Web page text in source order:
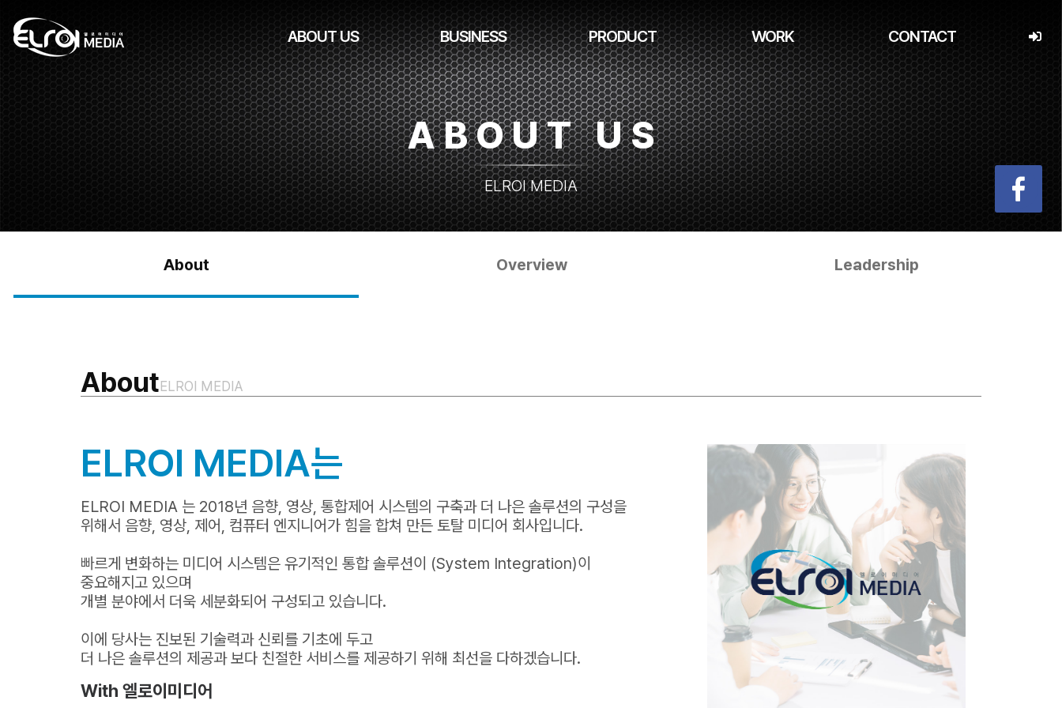
ABOUT US BUSINESS PRODUCT WORK CONTACT
ABOUT US
ELROI MEDIA
About Overview Leadership
About ELROI MEDIA
ELROI MEDIA는
ELROI MEDIA 는 2018년 음향, 영상, 통합제어 시스템의 구축과 더 나은 솔루션의 구성을
위해서 음향, 영상, 제어, 컴퓨터 엔지니어가 힘을 합쳐 만든 토탈 미디어 회사입니다.
빠르게 변화하는 미디어 시스템은 유기적인 통합 솔루션이 (System Integration)이
중요해지고 있으며
개별 분야에서 더욱 세분화되어 구성되고 있습니다.
이에 당사는 진보된 기술력과 신뢰를 기초에 두고
더 나은 솔루션의 제공과 보다 친절한 서비스를 제공하기 위해 최선을 다하겠습니다.
With 엘로이미디어